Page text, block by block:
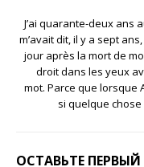
J’ai quarante-deux ans
m’avait dit, il y a sept
jour après la mort de
droit dans les yeux
mot. Parce que lorsque
si quelque
ОСТАВЬТЕ